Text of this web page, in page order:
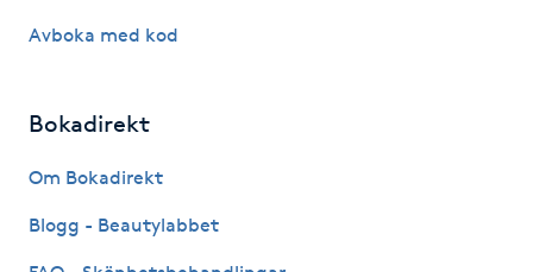
Gravidmassage
Gruppträning
Gua Sha-massage
Avboka med kod
Bokadirekt
Om Bokadirekt
Blogg - Beautylabbet